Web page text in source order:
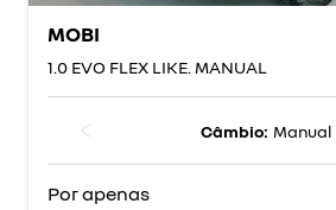
MOBI
1.0 EVO FLEX LIKE. MANUAL
Câmbio: Manual
Por apenas